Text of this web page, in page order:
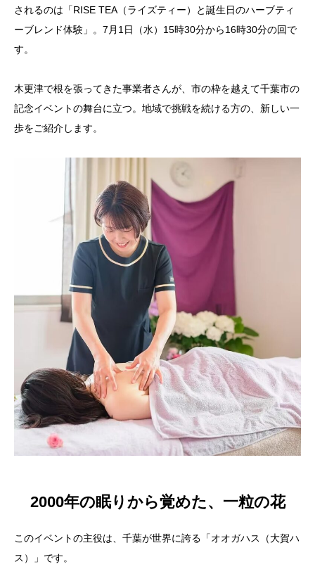
されるのは「RISE TEA（ライズティー）と誕生日のハーブティ
ーブレンド体験」。7月1日（水）15時30分から16時30分の回で
す。
木更津で根を張ってきた事業者さんが、市の枠を越えて千葉市の
記念イベントの舞台に立つ。地域で挑戦を続ける方の、新しい一
歩をご紹介します。
2000年の眠りから覚めた、一粒の花
このイベントの主役は、千葉が世界に誇る「オオガハス（大賀ハ
ス）」です。